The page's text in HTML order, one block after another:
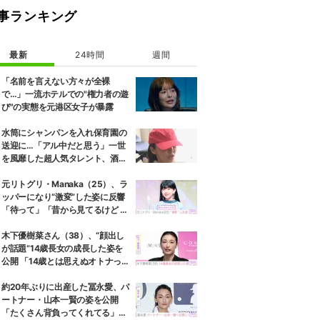
ランキング
最新 24時間 週間
「名前を言えない方々が全裸
で…」一流ホテルでの"権力者の遊
び"の実態を元港区女子が暴露
水筒にシャンパンを入れ保育園の
送迎に…「アル中だと思う」一世
を風靡した超人気タレント、酒漬
元リトグリ・Manaka（25）、ラ
ッパーになり“激変”した姿に反響
「待って」「昔から見てるけど 最
木下優樹菜さん（38）、“顔出し
が話題”14歳長女の成長した姿を
公開 「14歳とは思えぬオトナっぽ
ぎる」など反響
約20年ぶりに出産した冨永愛、パ
ートナー・山本一賢の姿を公開
「たくさん背負ってくれてる」感